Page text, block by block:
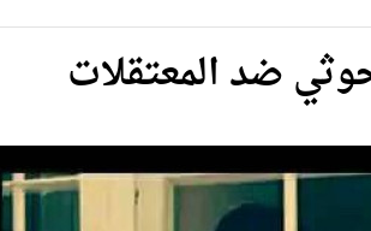
ضد المعتقلات